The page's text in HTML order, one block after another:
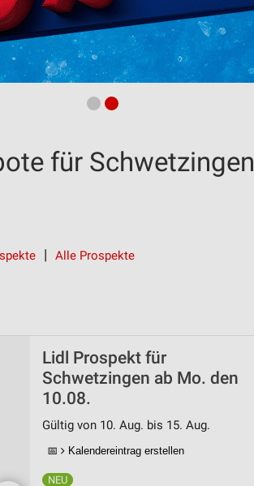
für Schwetzingen
Alle Prospekte
Lidl Prospekt für
Schwetzingen ab Mo. den
10.08.
Gültig von 10. Aug. bis 15. Aug.
📅 Kalendereintrag erstellen